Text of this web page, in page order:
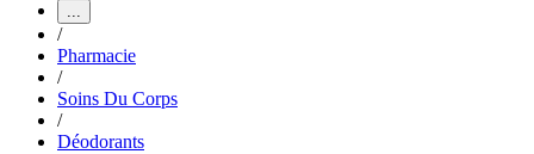
...
/
Pharmacie
/
Soins Du Corps
/
Déodorants